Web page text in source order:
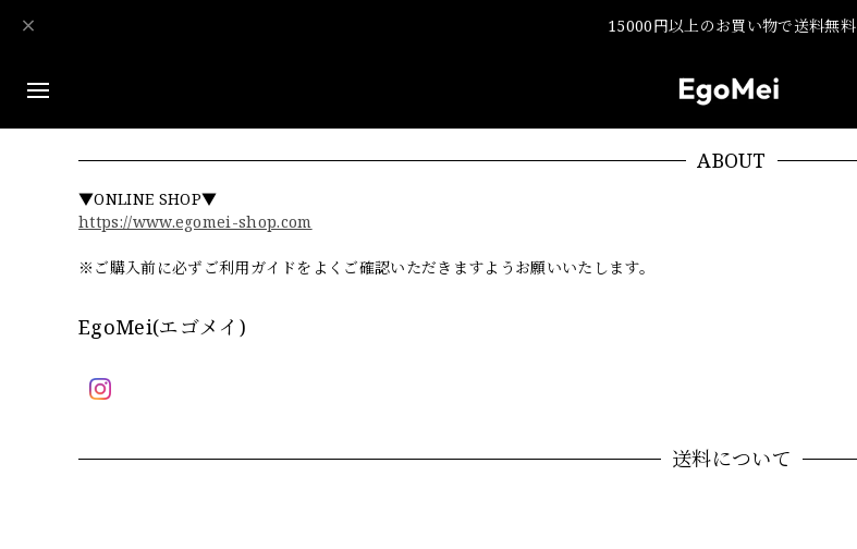
15000円以上のお買い物で送料無料
ABOUT
▼ONLINE SHOP▼
https://www.egomei-shop.com
※ご購入前に必ずご利用ガイドをよくご確認いただきますようお願いいたします。
EgoMei(エゴメイ)
送料について